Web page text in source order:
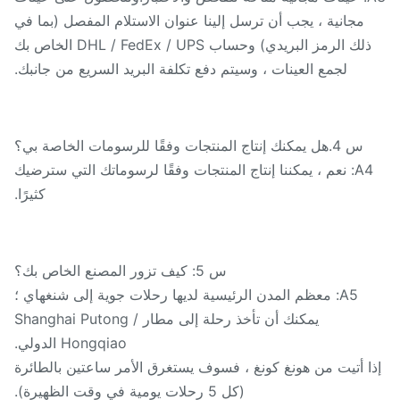
مجانية ، يجب أن ترسل إلينا عنوان الاستلام المفصل (بما في
ذلك الرمز البريدي) وحساب DHL / FedEx / UPS الخاص بك
لجمع العينات ، وسيتم دفع تكلفة البريد السريع من جانبك.
A4: نعم ، يمكننا إنتاج المنتجات وفقًا لرسوماتك التي سترضيك
كثيرًا.
A5: معظم المدن الرئيسية لديها رحلات جوية إلى شنغهاي ؛
يمكنك أن تأخذ رحلة إلى مطار Shanghai Putong /
Hongqiao الدولي.
أتيت من هونغ كونغ ، فسوف يستغرق الأمر ساعتين بالطائرة